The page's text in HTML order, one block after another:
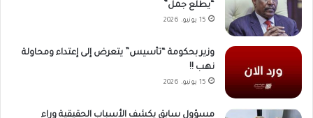
“يطلع جمل”
15 يونيو، 2026
وزير بحكومة “تأسيس” يتعرض إلى إعتداء ومحاولة
نهب !!
15 يونيو، 2026
مسؤول سابق يكشف الأسباب الحقيقية وراء